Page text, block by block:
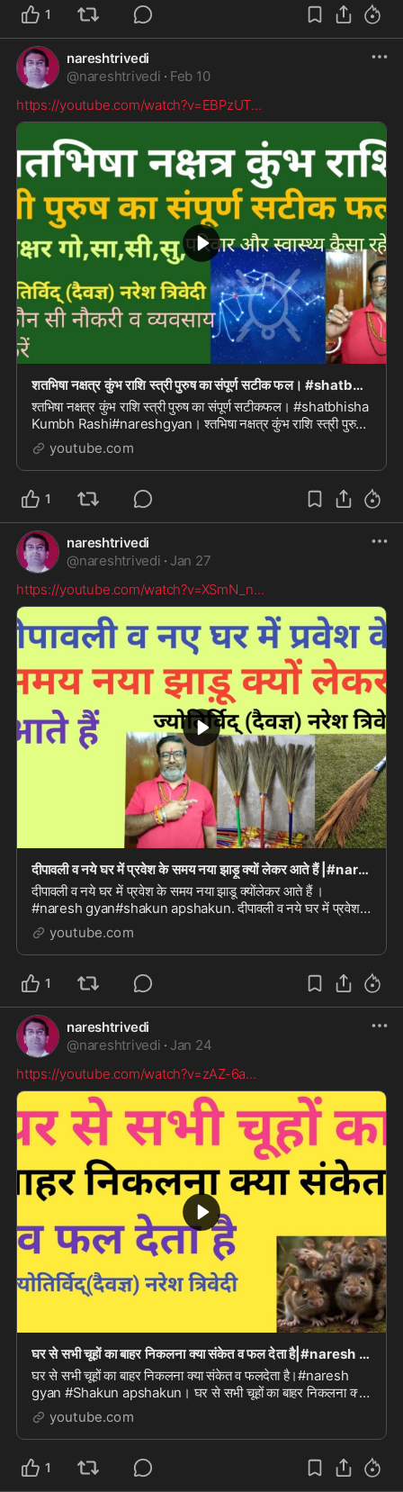
1
nareshtrivedi
@nareshtrivedi · Feb 10
https://youtube.com/watch?v=EBPzUT...
शतभिषा नक्षत्र कुंभ राशि स्त्री पुरुष का संपूर्ण सटीक फल। #shatbhisha Kumbh Rashi#naresh gyan
श्तभिषा नक्षत्र कुंभ राशि स्त्री पुरुष का संपूर्ण सटीकफल। #shatbhisha
Kumbh Rashi#nareshgyan। श्तभिषा नक्षत्र कुंभ राशि स्त्री पुरुष
का संपूर्ण सटीकफल। #shat...
youtube.com
1
nareshtrivedi
@nareshtrivedi · Jan 27
https://youtube.com/watch?v=XSmN_n...
दीपावली व नये घर में प्रवेश के समय नया झाड़ू क्यों लेकर आते हैं |#naresh gyan#shakun apshakun
दीपावली व नये घर में प्रवेश के समय नया झाडू क्योंलेकर आते हैं ।
#naresh gyan#shakun apshakun. दीपावली व नये घर में प्रवेश
के समय नया झाडू क्योंलेकर आते हैं ।...
youtube.com
1
nareshtrivedi
@nareshtrivedi · Jan 24
https://youtube.com/watch?v=zAZ-6a...
घर से सभी चूहों का बाहर निकलना क्या संकेत व फल देता है|#naresh gyan #Shakun apshakun
घर से सभी चूहों का बाहर निकलना क्या संकेत व फलदेता है।#naresh
gyan #Shakun apshakun। घर से सभी चूहों का बाहर निकलना क्या
संकेत व फलदेता है।#naresh gyan #Shak...
youtube.com
1